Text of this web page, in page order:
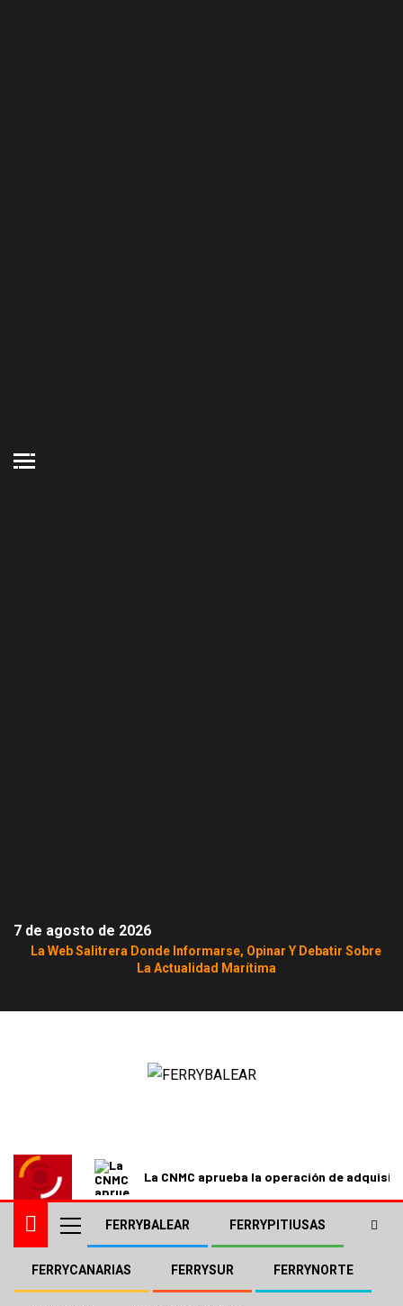
7 de agosto de 2026
La Web Salitrera Donde Informarse, Opinar Y Debatir Sobre
La Actualidad Marítima
La CNMC aprueba la operación de
FERRYBALEAR FERRYPITIUSAS
FERRYCANARIAS FERRYSUR FERRYNORTE